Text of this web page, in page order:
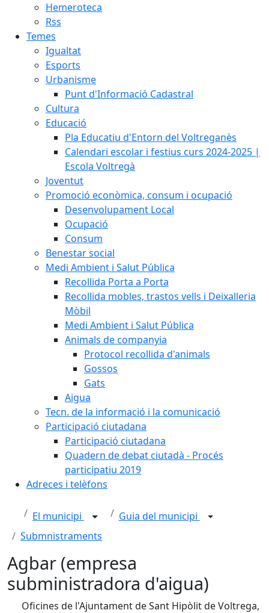
Hemeroteca
Rss
Temes
Igualtat
Esports
Urbanisme
Punt d'Informació Cadastral
Cultura
Educació
Pla Educatiu d'Entorn del Voltreganès
Calendari escolar i festius curs 2024-2025 |
Escola Voltregà
Joventut
Promoció econòmica, consum i ocupació
Desenvolupament Local
Ocupació
Consum
Benestar social
Medi Ambient i Salut Pública
Recollida Porta a Porta
Recollida mobles, trastos vells i Deixalleria
Mòbil
Medi Ambient i Salut Pública
Animals de companyia
Protocol recollida d'animals
Gossos
Gats
Aigua
Tecn. de la informació i la comunicació
Participació ciutadana
Participació ciutadana
Quadern de debat ciutadà - Procés
participatiu 2019
Adreces i telèfons
El municipi
Guia del municipi
Submnistraments
Agbar (empresa
subministradora d'aigua)
Oficines de l'Ajuntament de Sant Hipòlit de Voltrega,